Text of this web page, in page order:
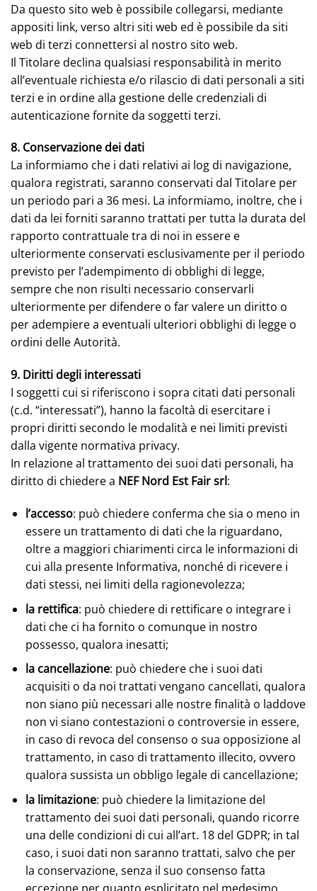
Da questo sito web è possibile collegarsi, mediante
appositi link, verso altri siti web ed è possibile da siti
web di terzi connettersi al nostro sito web.
Il Titolare declina qualsiasi responsabilità in merito
all’eventuale richiesta e/o rilascio di dati personali a siti
terzi e in ordine alla gestione delle credenziali di
autenticazione fornite da soggetti terzi.
8. Conservazione dei dati
La informiamo che i dati relativi ai log di navigazione,
qualora registrati, saranno conservati dal Titolare per
un periodo pari a 36 mesi. La informiamo, inoltre, che i
dati da lei forniti saranno trattati per tutta la durata del
rapporto contrattuale tra di noi in essere e
ulteriormente conservati esclusivamente per il periodo
previsto per l’adempimento di obblighi di legge,
sempre che non risulti necessario conservarli
ulteriormente per difendere o far valere un diritto o
per adempiere a eventuali ulteriori obblighi di legge o
ordini delle Autorità.
9. Diritti degli interessati
I soggetti cui si riferiscono i sopra citati dati personali
(c.d. “interessati”), hanno la facoltà di esercitare i
propri diritti secondo le modalità e nei limiti previsti
dalla vigente normativa privacy.
In relazione al trattamento dei suoi dati personali, ha
diritto di chiedere a NEF Nord Est Fair srl:
l’accesso: può chiedere conferma che sia o meno in
essere un trattamento di dati che la riguardano,
oltre a maggiori chiarimenti circa le informazioni di
cui alla presente Informativa, nonché di ricevere i
dati stessi, nei limiti della ragionevolezza;
la rettifica: può chiedere di rettificare o integrare i
dati che ci ha fornito o comunque in nostro
possesso, qualora inesatti;
la cancellazione: può chiedere che i suoi dati
acquisiti o da noi trattati vengano cancellati, qualora
non siano più necessari alle nostre finalità o laddove
non vi siano contestazioni o controversie in essere,
in caso di revoca del consenso o sua opposizione al
trattamento, in caso di trattamento illecito, ovvero
qualora sussista un obbligo legale di cancellazione;
la limitazione: può chiedere la limitazione del
trattamento dei suoi dati personali, quando ricorre
una delle condizioni di cui all’art. 18 del GDPR; in tal
caso, i suoi dati non saranno trattati, salvo che per
la conservazione, senza il suo consenso fatta